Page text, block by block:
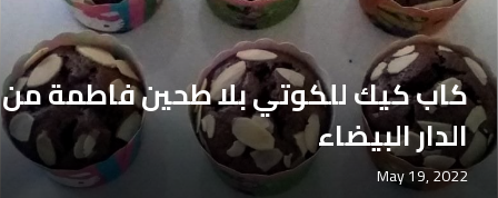
كاب كيك للكوتي بلا طحين فاطمة من
الدار البيضاء
May 19, 2022